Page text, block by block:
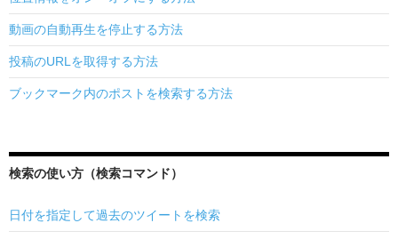
動画の自動再生を停止する方法
投稿のURLを取得する方法
ブックマーク内のポストを検索する方法
検索の使い方（検索コマンド）
日付を指定して過去のツイートを検索